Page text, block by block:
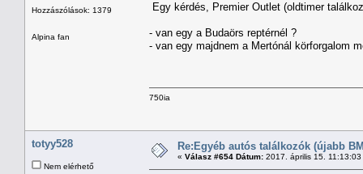
Hozzászólások: 1379
Alpina fan
Egy kérdés, Premier Outlet (oldtimer
- van egy a Budaörs reptérnél ?
- van egy majdnem a Mertónál körforgalom
750ia
totyy528
Nem elérhető
Re:Egyéb autós találkozók (újabb
« Válasz #654 Dátum: 2017. április 15. 11:13:03